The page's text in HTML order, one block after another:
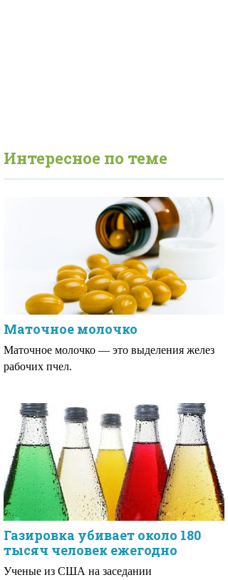
Интересное по теме
Маточное молочко
Маточное молочко — это выделения желез
рабочих пчел.
Газировка убивает около 180
тысяч человек ежегодно
Ученые из США на заседании